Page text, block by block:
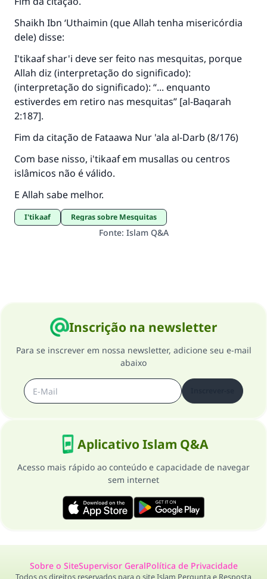
Shaikh Ibn ‘Uthaimin (que Allah tenha misericórdia
dele) disse:
I'tikaaf shar'i deve ser feito nas mesquitas, porque
Allah diz (interpretação do significado):
(interpretação do significado): “... enquanto
estiverdes em retiro nas mesquitas” [al-Baqarah
2:187].
Fim da citação de Fataawa Nur 'ala al-Darb (8/176)
Com base nisso, i'tikaaf em musallas ou centros
islâmicos não é válido.
E Allah sabe melhor.
I'tikaaf Regras sobre Mesquitas
Fonte: Islam Q&A
Inscrição na newsletter
Para se inscrever em nossa newsletter, adicione seu e-mail
abaixo
Aplicativo Islam Q&A
Acesso mais rápido ao conteúdo e capacidade de navegar
sem internet
Sobre o SiteSupervisor GeralPolítica de Privacidade
Todos os direitos reservados para o site Islam Pergunta e Resposta